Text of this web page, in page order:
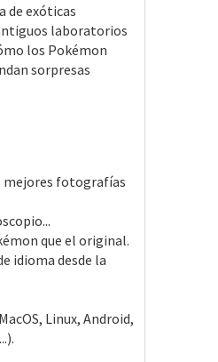
de exóticas
laboratorios
los Pokémon
sorpresas
mejores fotografías
que el original.
idioma desde la
Linux, Android,